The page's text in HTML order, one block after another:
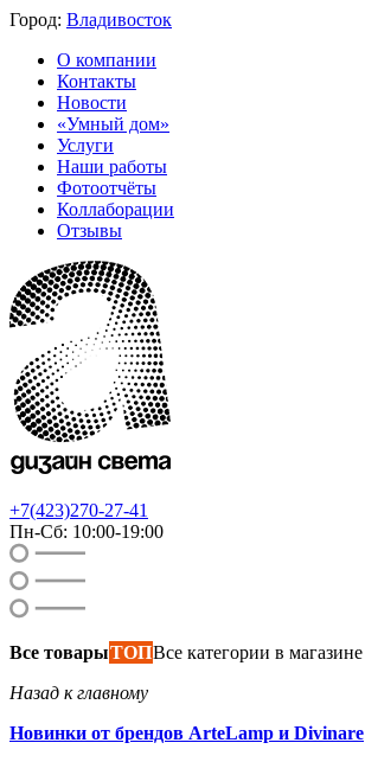
Город: Владивосток
О компании
Контакты
Новости
«Умный дом»
Услуги
Наши работы
Фотоотчёты
Коллаборации
Отзывы
+7(423)270-27-41
Пн-Сб: 10:00-19:00
Все товарыТОПВсе категории в магазине
Назад к главному
Новинки от брендов ArteLamp и Divinare